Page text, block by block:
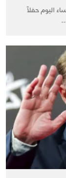
اليوم حفلاً